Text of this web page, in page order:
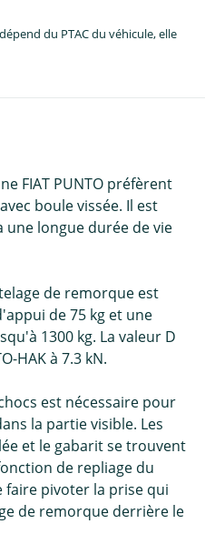
du PTAC du véhicule, elle
FIAT PUNTO préfèrent
boule vissée. Il est
une longue durée de vie
de remorque est
de 75 kg et une
1300 kg. La valeur D
HAK à 7.3 kN.
est nécessaire pour
la partie visible. Les
et le gabarit se trouvent
de repliage du
pivoter la prise qui
de remorque derrière le